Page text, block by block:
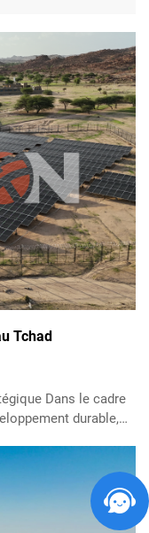
d’électricité. Ce
Tchad
Dans le cadre
durable,
des conditions
une nouvelle étape